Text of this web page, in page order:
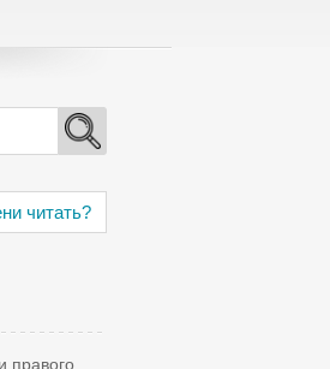
читать?
правого